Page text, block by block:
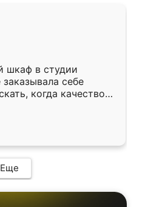
шкаф в студии
заказывала себе
когда качеством
кухня уже почти
Еще